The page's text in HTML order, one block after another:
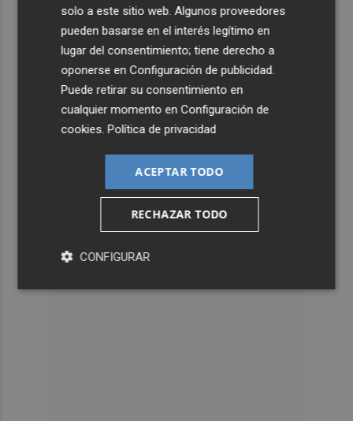
solo a este sitio web. Algunos proveedores
pueden basarse en el interés legítimo en
lugar del consentimiento; tiene derecho a
oponerse enConfiguración de publicidad
Puede retirar su consentimiento en
cualquier momento enConfiguración de
cookies .Política de privacidad
ACEPTAR TODO
RECHAZAR TODO
CONFIGURAR